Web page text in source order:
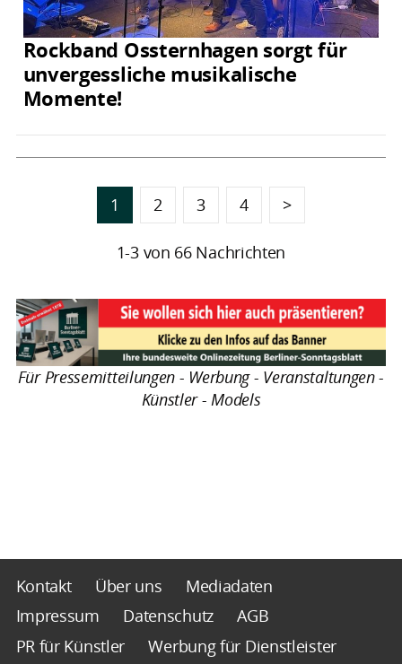
Rockband Ossternhagen sorgt für
unvergessliche musikalische
Momente!
1 2 3 4 >
1-3 von 66 Nachrichten
Für Pressemitteilungen - Werbung - Veranstaltungen -
Künstler - Models
Kontakt Über uns
Mediadaten
Impressum
Datenschutz
AGB
PR für Künstler
Werbung für Dienstleister